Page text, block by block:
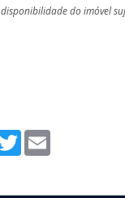
do imóvel
Twitter